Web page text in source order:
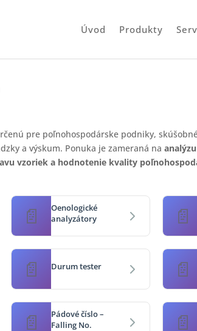
Úvod Produkty
pre poľnohospodárske podniky,
a výskum. Ponuka je zameraná na
vzoriek a hodnotenie kvality
Oenologické
analyzátory
Durum tester
Pádové číslo –
Falling No.